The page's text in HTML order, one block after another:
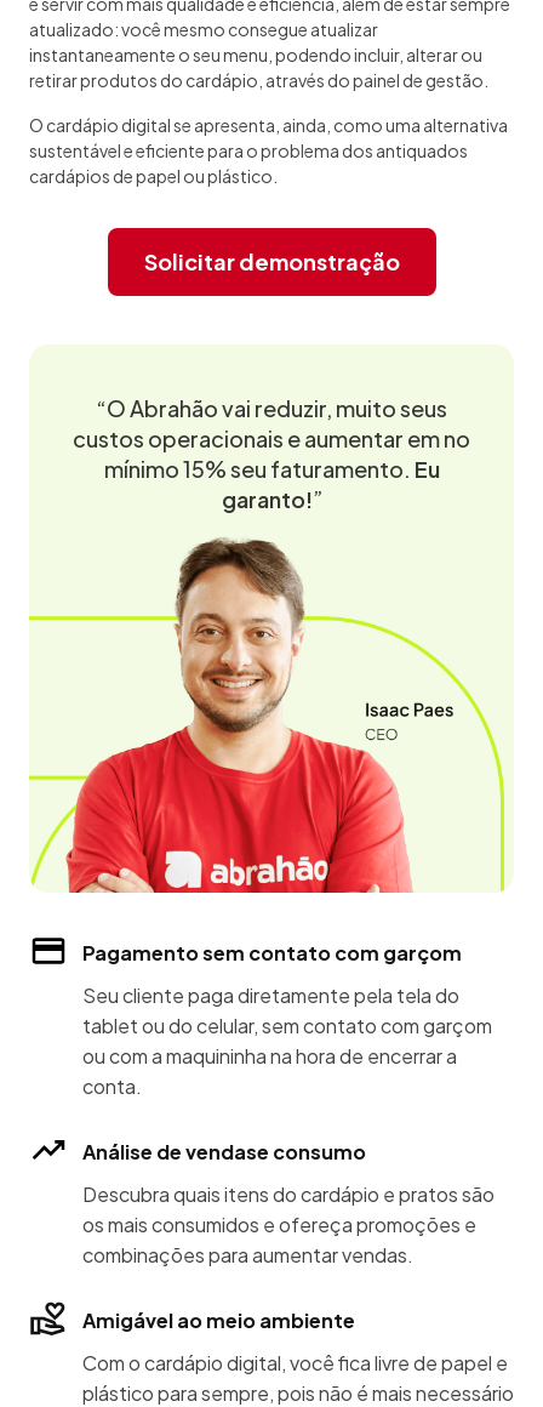
atualizado: você mesmo consegue atualizar
instantaneamente o seu menu, podendo incluir, alterar ou
retirar produtos do cardápio, através do painel de gestão.
O cardápio digital se apresenta, ainda, como uma alternativa
sustentável e eficiente para o problema dos antiquados
cardápios de papel ou plástico.
Solicitar demonstração
“O Abrahão vai reduzir, muito seus
custos operacionais e aumentar em no
mínimo 15% seu faturamento. Eu
garanto!”
Pagamento sem contato com garçom
Seu cliente paga diretamente pela tela do
tablet ou do celular, sem contato com garçom
ou com a maquininha na hora de encerrar a
conta.
Análise de vendase consumo
Descubra quais itens do cardápio e pratos são
os mais consumidos e ofereça promoções e
combinações para aumentar vendas.
Amigável ao meio ambiente
Com o cardápio digital, você fica livre de papel e
plástico para sempre, pois não é mais necessário